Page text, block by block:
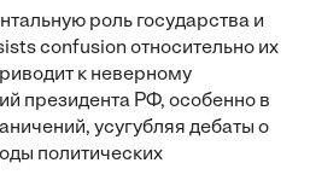
роль государства и
confusion относительно их
к неверному
президента РФ, особенно в
усугубляя дебаты о
политических